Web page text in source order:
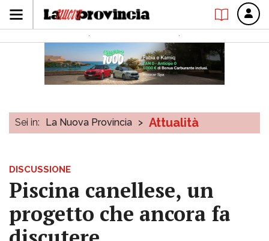
Sei in: La Nuova Provincia > Attualità
DISCUSSIONE
Piscina canellese, un
progetto che ancora fa